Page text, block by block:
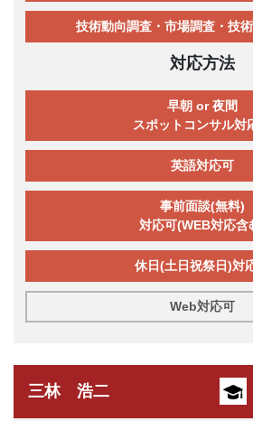
技術動向調査・市場調査・技
対応方法
早朝 or 夜間
スポットコンサル対
英語対応可
事前面談(無料)
対応可(WEB対応含
休日(土日祝祭日)対
Web対応可
三林 浩二